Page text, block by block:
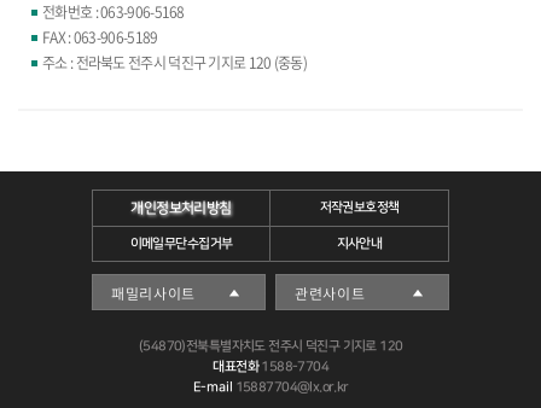
전화번호 : 063-906-5168
FAX : 063-906-5189
주소 : 전라북도 전주시 덕진구 기지로 120 (중동)
개인정보처리방침 저작권보호정책
이메일무단수집거부 지사안내
(54870)전북특별자치도 전주시 덕진구 기지로 120
대표전화1588-7704
E-mail 15887704@lx.or.kr